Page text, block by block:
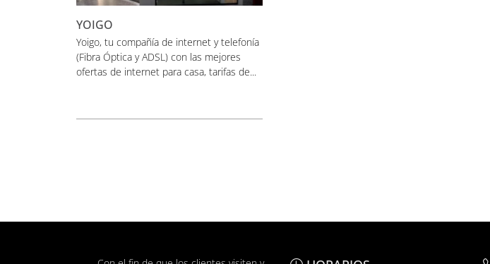
YOIGO
Yoigo, tu compañía de internet y telefonía
(Fibra Óptica y ADSL) con las mejores
ofertas de internet para casa, tarifas de...